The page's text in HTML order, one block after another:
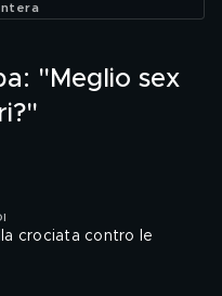
"Meglio sex
crociata contro le